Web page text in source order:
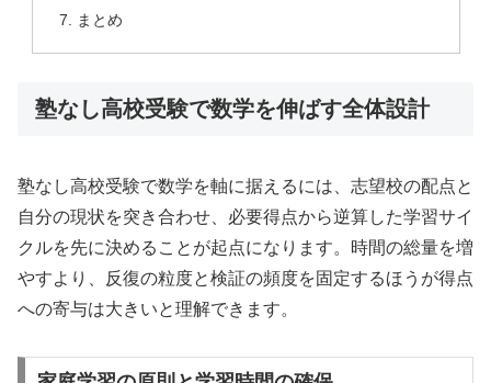
まとめ
塾なし高校受験で数学を伸ばす全体設計
塾なし高校受験で数学を軸に据えるには、志望校の配点と
自分の現状を突き合わせ、必要得点から逆算した学習サイ
クルを先に決めることが起点になります。時間の総量を増
やすより、反復の粒度と検証の頻度を固定するほうが得点
への寄与は大きいと理解できます。